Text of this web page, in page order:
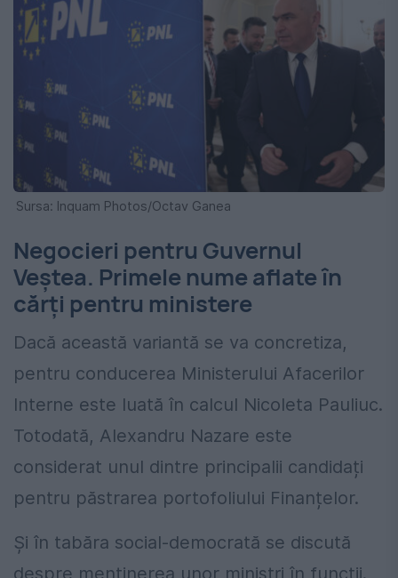
Sursa: Inquam Photos/Octav Ganea
Negocieri pentru Guvernul
Veștea. Primele nume aflate în
cărți pentru ministere
Dacă această variantă se va concretiza,
pentru conducerea Ministerului Afacerilor
Interne este luată în calcul Nicoleta Pauliuc.
Totodată, Alexandru Nazare este
considerat unul dintre principalii candidați
pentru păstrarea portofoliului Finanțelor.
Și în tabăra social-democrată se discută
despre menținerea unor miniștri în funcții.